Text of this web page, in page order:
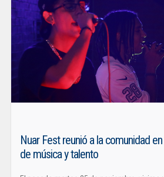
Nuar Fest reunió a la comunidad
de música y talento